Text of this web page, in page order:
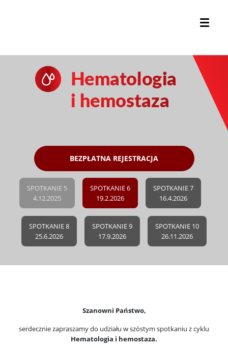
BEZPŁATNA REJESTRACJA
SPOTKANIE 5
4.12.2025
SPOTKANIE 6
19.2.2026
SPOTKANIE 7
16.4.2026
SPOTKANIE 8
25.6.2026
SPOTKANIE 9
17.9.2026
SPOTKANIE 10
26.11.2026
Szanowni Państwo,
serdecznie zapraszamy do udziału w szóstym spotkaniu z cyklu
Hematologia i hemostaza.